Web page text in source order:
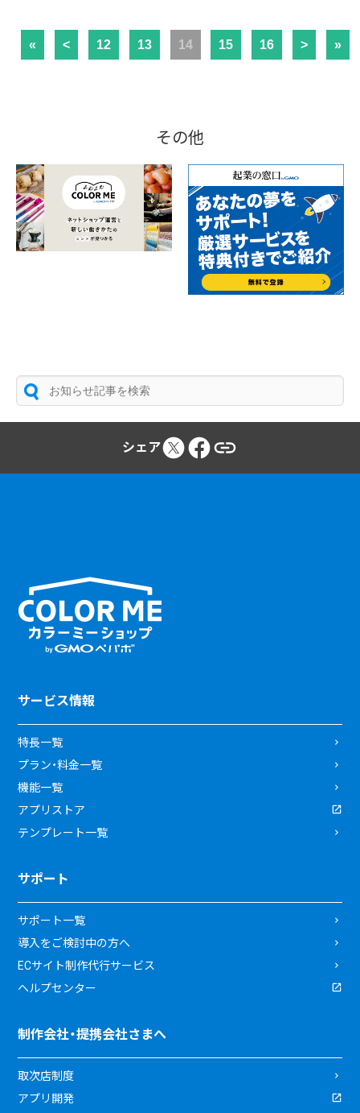
« < 12 13 14 15 16 > »
その他
シェア
サービス情報
特長一覧
プラン・料金一覧
機能一覧
アプリストア
テンプレート一覧
サポート
サポート一覧
導入をご検討中の方へ
ECサイト制作代行サービス
ヘルプセンター
制作会社・提携会社さまへ
取次店制度
アプリ開発